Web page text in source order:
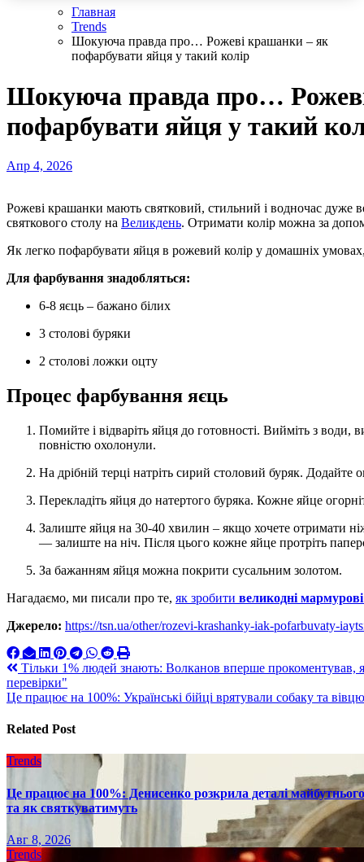
Главная
Trends
Шокуюча правда про… Рожеві крашанки – як
пофарбувати яйця у такий колір
Шокуюча правда про…
пофарбувати яйця у такий
Апр 4, 2026
Рожеві крашанки мають святковий, стильний і водночас дуже весняний вигляд. Безумовно, такі яйця стануть окрасою
святкового столу на Великдень. Отримати колір можна за
Як легко пофарбувати яйця в рожевий колір у домашніх
Для фарбування знадобляться:
6-8 яєць – бажано білих
3 столові буряки
2 столові ложки оцту
Процес фарбування яєць
Помийте і відваріть яйця до готовності. Вийміть з води, витріть паперовим рушником і залиште, аби вони
повністю охолонули.
На дрібній терці натріть сирий столовий буряк. Додайте
Перекладіть яйця до натертого буряка. Кожне яйце
Залиште яйця на 30-40 хвилин – якщо хочете отримати ніжно-рожевий колір. Для глибокого рожевого кольору
— залиште на ніч. Після цього кожне яйце протріть
За бажанням яйця можна покрити сусальним золотом.
Нагадаємо, ми писали про те, як зробити великодні
Джерело: https://tsn.ua/other/rozevi-krashanky-iak-pofarbuvaty-
Навигация
по
Тільки 1% людей знають: Волканов вперше
перевірки"
Це працює на 100%: Українські бійці врятували собаку та
Related Post
Trends
Це працює на 100%: Денисенко розкрила деталі майбутнього
та як святкуватимуть
Авг 8, 2026
Trends